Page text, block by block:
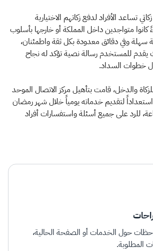
تساعد الأفراد لدفع زكاتهم الاختيارية
متواجدين داخل المملكة أو خارجها بأسلوب
سهلة وفي دقائق معدودة بكل ثقة واطمئنان،
للمستخدم رسالة نصية تؤكد له نجاح
خطوات السداد.
والدخل، قامت بتأهيل مركز الاتصال الموحد
الرقم (19993) استعداداً لتقديم خدماته يومياً خلال شهر رمضان
للرد على جميع أسئلة واستفسارات أفراد
حول الخدمات أو الصفحة الحالية،
المطلوبة.